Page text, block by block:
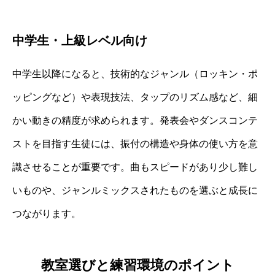
中学生・上級レベル向け
中学生以降になると、技術的なジャンル（ロッキン・ポ
ッピングなど）や表現技法、タップのリズム感など、細
かい動きの精度が求められます。発表会やダンスコンテ
ストを目指す生徒には、振付の構造や身体の使い方を意
識させることが重要です。曲もスピードがあり少し難し
いものや、ジャンルミックスされたものを選ぶと成長に
つながります。
教室選びと練習環境のポイント